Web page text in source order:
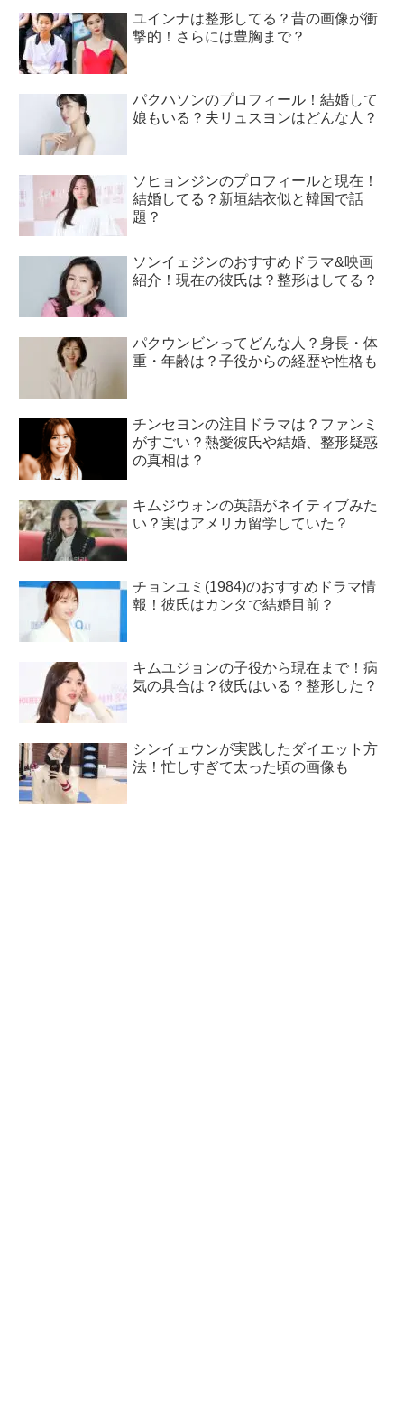
ユインナは整形してる？昔の画像が衝
撃的！さらには豊胸まで？
パクハソンのプロフィール！結婚して
娘もいる？夫リュスヨンはどんな人？
ソヒョンジンのプロフィールと現在！
結婚してる？新垣結衣似と韓国で話
題？
ソンイェジンのおすすめドラマ&映画
紹介！現在の彼氏は？整形はしてる？
パクウンビンってどんな人？身長・体
重・年齢は？子役からの経歴や性格も
チンセヨンの注目ドラマは？ファンミ
がすごい？熱愛彼氏や結婚、整形疑惑
の真相は？
キムジウォンの英語がネイティブみた
い？実はアメリカ留学していた？
チョンユミ(1984)のおすすめドラマ情
報！彼氏はカンタで結婚目前？
キムユジョンの子役から現在まで！病
気の具合は？彼氏はいる？整形した？
シンイェウンが実践したダイエット方
法！忙しすぎて太った頃の画像も